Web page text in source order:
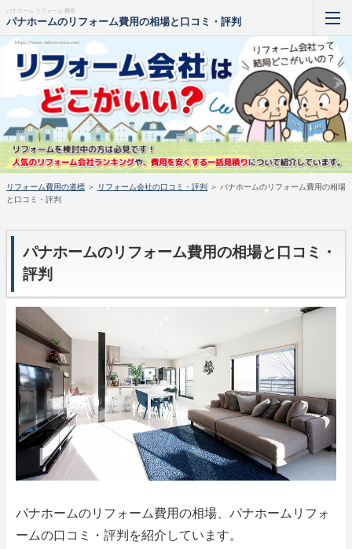
パナホーム リフォーム 費用
パナホームのリフォーム費用の相場と口コミ・評判
リフォーム費用 マンション
リフォーム費用 戸建て
お風呂 リフォーム 費用 相場
トイレ リフォーム 費用 相場
住宅 ローン リフォーム 費用
リフォーム費用の道標 ＞ リフォーム会社の口コミ・評判 ＞ パナホームのリフォーム費用の相場
と口コミ・評判
パナホームのリフォーム費用の相場と口コミ・
評判
パナホームのリフォーム費用の相場、パナホームリフォ
ームの口コミ・評判を紹介しています。